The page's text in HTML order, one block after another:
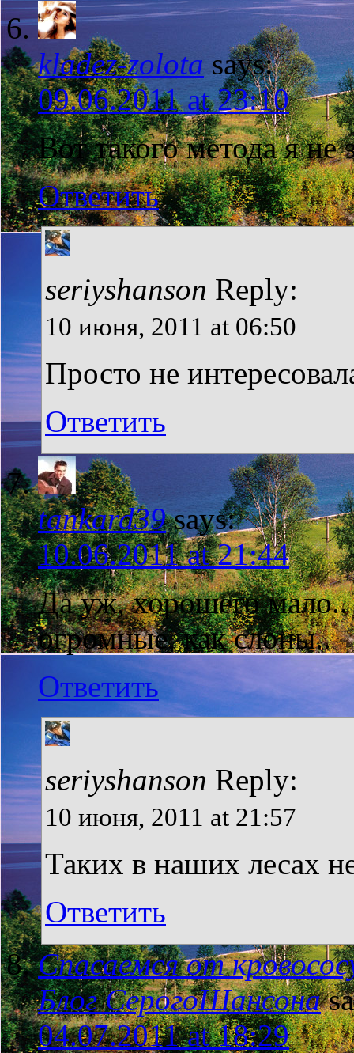
kladez-zolota says:
09.06.2011 at 23:10
Вот такого метода я не
Ответить
seriyshanson Reply:
10 июня, 2011 at 06:50
Просто не
Ответить
tankard39 says:
10.06.2011 at 21:44
Да уж, хорошего мало..
огромные, как слоны..
Ответить
seriyshanson Reply:
10 июня, 2011 at 21:57
Таких в наших лесах
Ответить
Спасаемся от
Блог СерогоШансона
04.07.2011 at 18:29